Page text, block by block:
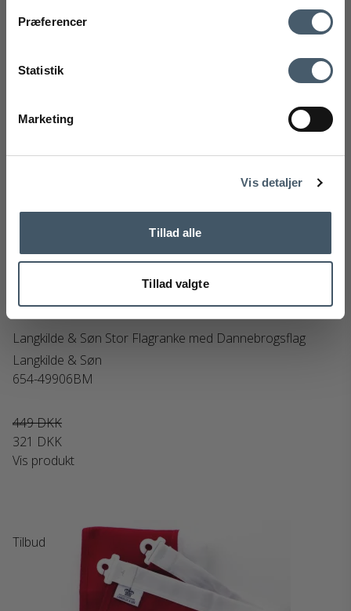
Præferencer
Statistik
Marketing
Vis detaljer
Tillad alle
Tillad valgte
Langkilde & Søn Stor Flagranke med Dannebrogsflag
Langkilde & Søn
654-49906BM
449 DKK
321 DKK
Vis produkt
Tilbud
markedsføring med gode tilbud og inspiration. Du kan altid trække dit
samtykke tilbage. Med dit samtykke accepterer du desuden vores